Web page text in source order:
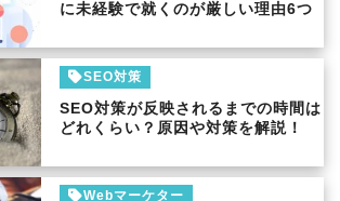
に未経験で就くのが厳しい理由6つ
SEO対策
SEO対策が反映されるまでの時間は
どれくらい？原因や対策を解説！
Webマーケター